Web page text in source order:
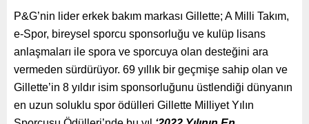
P&G’nin lider erkek bakım markası Gillette; A Milli Takım,
e-Spor, bireysel sporcu sponsorluğu ve kulüp lisans
anlaşmaları ile spora ve sporcuya olan desteğini ara
vermeden sürdürüyor. 69 yıllık bir geçmişe sahip olan ve
Gillette’in 8 yıldır isim sponsorluğunu üstlendiği dünyanın
en uzun soluklu spor ödülleri Gillette Milliyet Yılın